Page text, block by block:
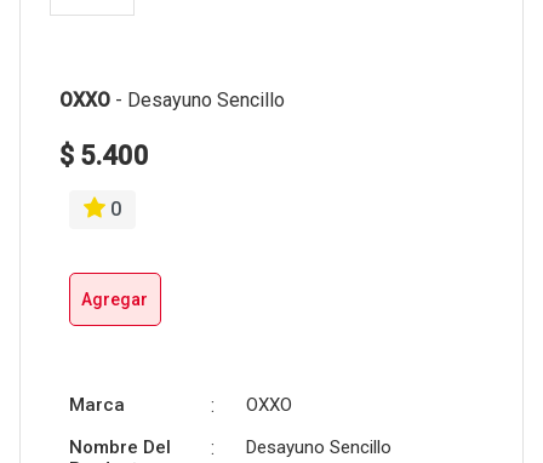
OXXO - Desayuno Sencillo
$ 5.400
0
Agregar
Marca :
OXXO
Nombre Del
: Desayuno Sencillo